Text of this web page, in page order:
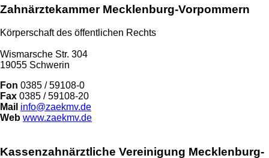
Zahnärztekammer Mecklenburg-Vorpommern
Körperschaft des öffentlichen Rechts
Wismarsche Str. 304
19055 Schwerin
Fon 0385 / 59108-0
Fax 0385 / 59108-20
Mail info@zaekmv.de
Web www.zaekmv.de
Kassenzahnärztliche Vereinigung Mecklenburg-